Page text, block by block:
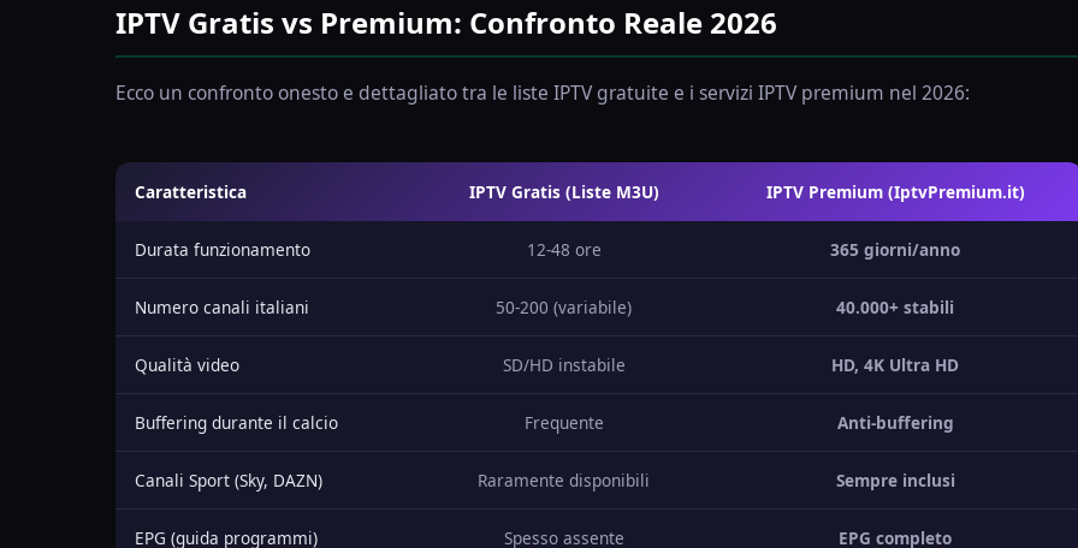
IPTV Gratis vs Premium: Confronto Reale 2026
Ecco un confronto onesto e dettagliato tra le liste IPTV gratuite e i servizi IPTV premium nel 2026:
Caratteristica IPTV Gratis (Liste M3U) IPTV Premium (IptvPremium.it)
Durata funzionamento 12-48 ore 365 giorni/anno
Numero canali italiani 50-200 (variabile) 40.000+ stabili
Qualità video SD/HD instabile HD, 4K Ultra HD
Buffering durante il calcio Frequente Anti-buffering
Canali Sport (Sky, DAZN) Raramente disponibili Sempre inclusi
EPG (guida programmi) Spesso assente EPG completo